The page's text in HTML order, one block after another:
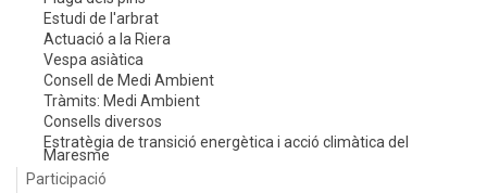
Estudi de l'arbrat
Actuació a la Riera
Vespa asiàtica
Consell de Medi Ambient
Tràmits: Medi Ambient
Consells diversos
Estratègia de transició energètica i acció climàtica del
Maresme
Participació